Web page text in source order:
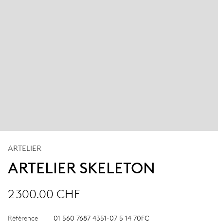
ARTELIER
ARTELIER SKELETON
2 300.00 CHF
Référence 01 560 7687 4351-07 5 14 70FC